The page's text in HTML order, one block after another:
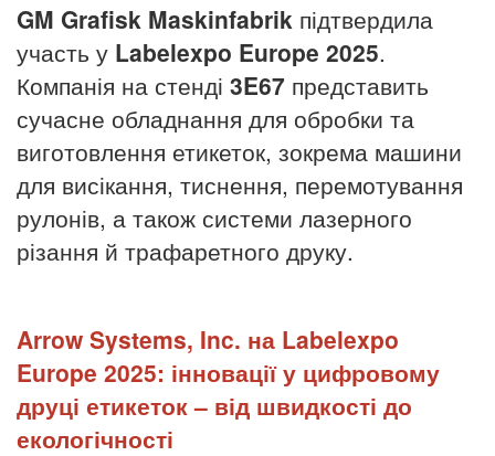
GM Grafisk Maskinfabrik підтвердила
участь у Labelexpo Europe 2025.
Компанія на стенді 3E67 представить
сучасне обладнання для обробки та
виготовлення етикеток, зокрема машини
для висікання, тиснення, перемотування
рулонів, а також системи лазерного
різання й трафаретного друку.
Arrow Systems, Inc. на Labelexpo
Europe 2025: інновації у цифровому
друці етикеток – від швидкості до
екологічності